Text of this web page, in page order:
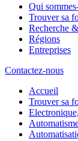
Qui
Trouver sa
Recherche
Régions
Entreprises
Contactez-nous
Accueil
Trouver sa